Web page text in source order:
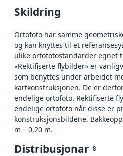
Skildring
Ortofoto har samme
og kan knyttes til et
ulike ortofotostandarder egnet
«Rektifiserte flybilder» er
som benyttes under arbeidet
kartkonstruksjonen. De er
endelige ortofoto. Rektifiserte
endelige ortofoto når disse er
konstruksjonsbildene.
m – 0,20 m.
Distribusjonar 8